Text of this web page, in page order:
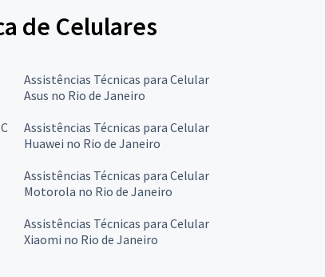
de Celulares
Assistências Técnicas para Celular
Asus no Rio de Janeiro
Assistências Técnicas para Celular
Huawei no Rio de Janeiro
Assistências Técnicas para Celular
Motorola no Rio de Janeiro
Assistências Técnicas para Celular
Xiaomi no Rio de Janeiro